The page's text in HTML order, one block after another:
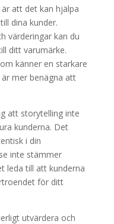
att det kan hjälpa
dina kunder.
värderingar kan du
ditt varumärke.
känner en starkare
mer benägna att
att storytelling inte
kunderna. Det
i din
inte stämmer
leda till att kunderna
för ditt
utvärdera och